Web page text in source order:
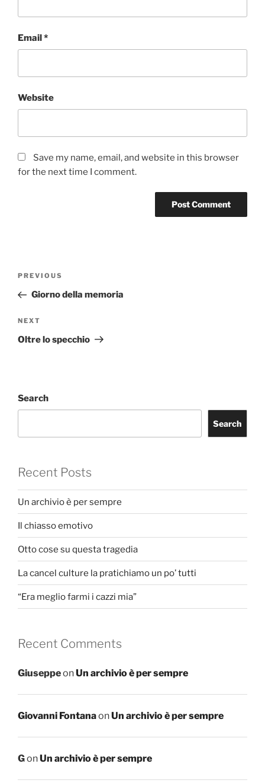
Email*
Website
Save my name, email, and website in this browser
for the next time I comment.
Previous
Post
PREVIOUS
Giorno della memoria
Next
Post
NEXT
Oltre lo specchio
Search
Search
Recent Posts
Un archivio è per sempre
Il chiasso emotivo
Otto cose su questa tragedia
La cancel culture la pratichiamo un po’ tutti
“Era meglio farmi i cazzi mia”
Recent Comments
GiuseppeonUn archivio è per sempre
Giovanni FontanaonUn archivio è per sempre
GonUn archivio è per sempre